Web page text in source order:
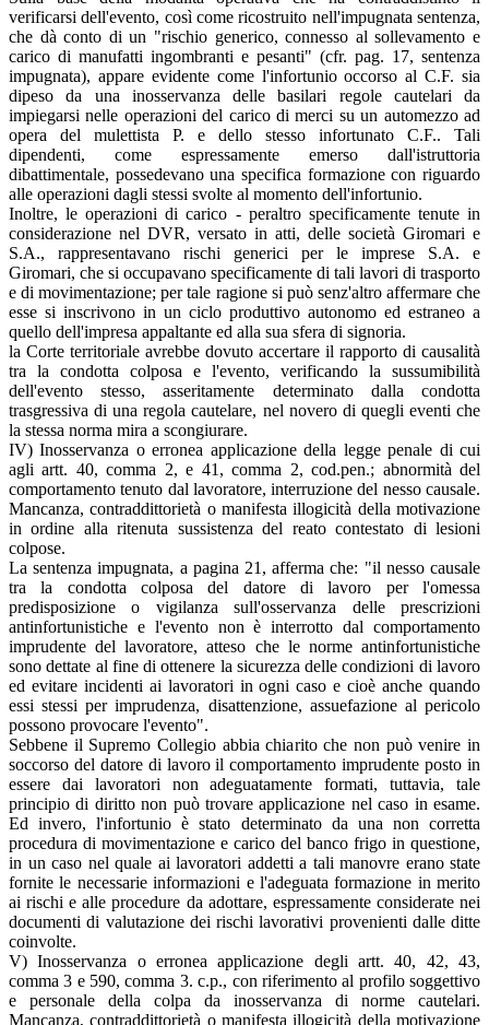
verificarsi dell'evento, così come ricostruito nell'impugnata sentenza,
che dà conto di un "rischio generico, connesso al sollevamento e
carico di manufatti ingombranti e pesanti" (cfr. pag. 17, sentenza
impugnata), appare evidente come l'infortunio occorso al C.F. sia
dipeso da una inosservanza delle basilari regole cautelari da
impiegarsi nelle operazioni del carico di merci su un automezzo ad
opera del mulettista P. e dello stesso infortunato C.F.. Tali
dipendenti, come espressamente emerso dall'istruttoria
dibattimentale, possedevano una specifica formazione con riguardo
alle operazioni dagli stessi svolte al momento dell'infortunio.
Inoltre, le operazioni di carico - peraltro specificamente tenute in
considerazione nel DVR, versato in atti, delle società Giromari e
S.A., rappresentavano rischi generici per le imprese S.A. e
Giromari, che si occupavano specificamente di tali lavori di trasporto
e di movimentazione; per tale ragione si può senz'altro affermare che
esse si inscrivono in un ciclo produttivo autonomo ed estraneo a
quello dell'impresa appaltante ed alla sua sfera di signoria.
la Corte territoriale avrebbe dovuto accertare il rapporto di causalità
tra la condotta colposa e l'evento, verificando la sussumibilità
dell'evento stesso, asseritamente determinato dalla condotta
trasgressiva di una regola cautelare, nel novero di quegli eventi che
la stessa norma mira a scongiurare.
IV) Inosservanza o erronea applicazione della legge penale di cui
agli artt. 40, comma 2, e 41, comma 2, cod.pen.; abnormità del
comportamento tenuto dal lavoratore, interruzione del nesso causale.
Mancanza, contraddittorietà o manifesta illogicità della motivazione
in ordine alla ritenuta sussistenza del reato contestato di lesioni
colpose.
La sentenza impugnata, a pagina 21, afferma che: "il nesso causale
tra la condotta colposa del datore di lavoro per l'omessa
predisposizione o vigilanza sull'osservanza delle prescrizioni
antinfortunistiche e l'evento non è interrotto dal comportamento
imprudente del lavoratore, atteso che le norme antinfortunistiche
sono dettate al fine di ottenere la sicurezza delle condizioni di lavoro
ed evitare incidenti ai lavoratori in ogni caso e cioè anche quando
essi stessi per imprudenza, disattenzione, assuefazione al pericolo
possono provocare l'evento".
Sebbene il Supremo Collegio abbia chiarito che non può venire in
soccorso del datore di lavoro il comportamento imprudente posto in
essere dai lavoratori non adeguatamente formati, tuttavia, tale
principio di diritto non può trovare applicazione nel caso in esame.
Ed invero, l'infortunio è stato determinato da una non corretta
procedura di movimentazione e carico del banco frigo in questione,
in un caso nel quale ai lavoratori addetti a tali manovre erano state
fornite le necessarie informazioni e l'adeguata formazione in merito
ai rischi e alle procedure da adottare, espressamente considerate nei
documenti di valutazione dei rischi lavorativi provenienti dalle ditte
coinvolte.
V) Inosservanza o erronea applicazione degli artt. 40, 42, 43,
comma 3 e 590, comma 3. c.p., con riferimento al profilo soggettivo
e personale della colpa da inosservanza di norme cautelari.
Mancanza, contraddittorietà o manifesta illogicità della motivazione